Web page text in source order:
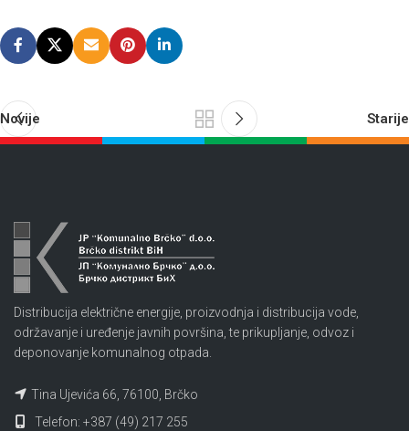
Novije Starije
Distribucija električne energije, proizvodnja i distribucija vode,
održavanje i uređenje javnih površina, te prikupljanje, odvoz i
deponovanje komunalnog otpada.
Tina Ujevića 66, 76100, Brčko
Telefon: +387 (49) 217 255